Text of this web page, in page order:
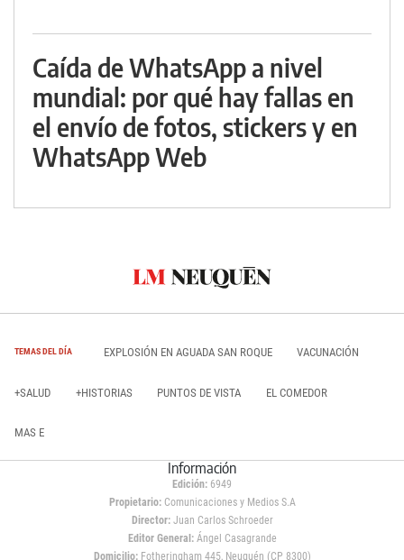
Caída de WhatsApp a nivel
mundial: por qué hay fallas en
el envío de fotos, stickers y en
WhatsApp Web
TEMAS DEL DÍA EXPLOSIÓN EN AGUADA SAN ROQUE VACUNACIÓN
+SALUD +HISTORIAS PUNTOS DE VISTA EL COMEDOR
MAS E
Información
Edición: 6949
Propietario:Comunicaciones y Medios S.A
Director: Juan Carlos Schroeder
Editor General:Ángel Casagrande
Domicilio:Fotheringham 445, Neuquén (CP 8300)